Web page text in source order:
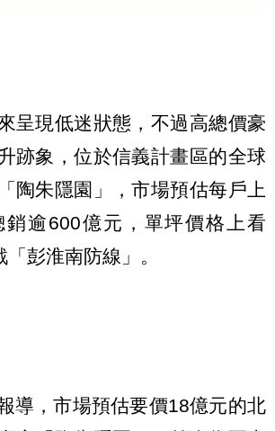
呈現低迷狀態，不過高總價豪
跡象，位於信義計畫區的全球
陶朱隱園」，市場預估每戶上
銷逾600億元，單坪價格上看
彭淮南防線」。
導，市場預估要價18億元的北